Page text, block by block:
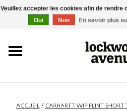
ACCUEIL
NOUVEAU
ACCUEIL/ CARHARTT WIP FLINT
Veuillez accepter les cookies afin de rendre
Oui
Non En savoir plus